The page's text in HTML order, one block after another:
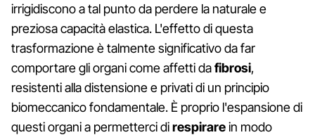
irrigidiscono a tal punto da perdere la naturale e
preziosa capacità elastica. L'effetto di questa
trasformazione è talmente significativo da far
comportare gli organi come affetti dafibrosi,
resistenti alla distensione e privati di un principio
biomeccanico fondamentale. È proprio l'espansione di
questi organi a permetterci direspirarein modo